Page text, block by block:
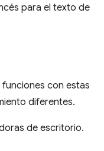
para el texto de
con estas
diferentes.
de escritorio.